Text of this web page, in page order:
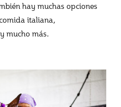
hay muchas opciones
italiana,
mucho más.